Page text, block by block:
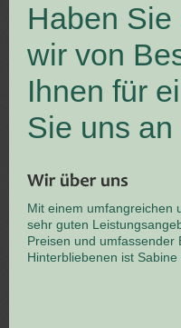
Haben
wir von
Ihnen für
Sie uns
Mit einem umfangreichen
sehr guten
Preisen und umfassender
Hinterbliebenen ist Sabine